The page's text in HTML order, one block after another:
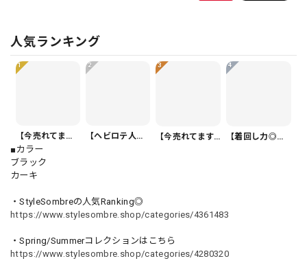
人気ランキング
1
【今売れてます】ボタンフロント バルーンシルエット ハーフ丈 パンツ 1color PT0407
2
【ヘビロテ人気】カジュアルクロップドパンツ PT0341
3
【今売れてます】ボタンフロント オーバーサイズ 半袖 シャツワンピース 1color ON1035
4
【着回し力◎セット】フリル 半袖 クロップド シャツカラー ブラウス＆ワイドレッグパンツ（上下個別） 1color ST0219
■カラー
ブラック
カーキ
・StyleSombreの人気Ranking◎
https://www.stylesombre.shop/categories/4361483
・Spring/Summerコレクションはこちら
https://www.stylesombre.shop/categories/4280320